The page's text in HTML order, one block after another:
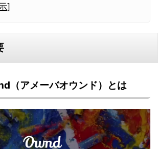
]
（アメーバオウンド）とは